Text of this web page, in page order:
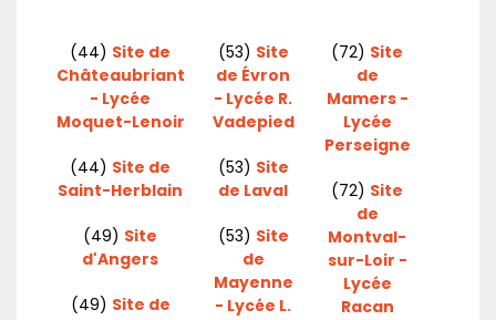
(44) Site de
Châteaubriant
- Lycée
Moquet-Lenoir
(44) Site de
Saint-Herblain
(49) Site
d'Angers
(49) Site de
(53) Site
de Évron
- Lycée R.
Vadepied
(53) Site
de Laval
(53) Site
de
Mayenne
- Lycée L.
(72) Site
de
Mamers -
Lycée
Perseigne
(72) Site
de
Montval-
sur-Loir -
Lycée
Racan